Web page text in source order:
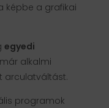
képbe a grafikai
egyedi
alkalmi
arculatváltást.
programok